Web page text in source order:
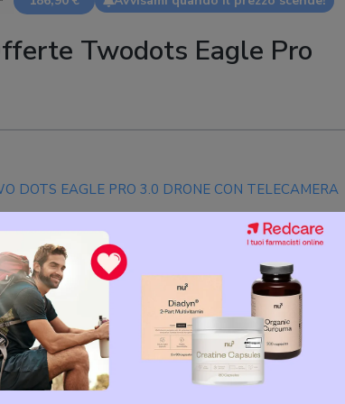
Twodots Eagle Pro
DOTS EAGLE PRO 3.0 DRONE CON TELECAMERA
Cerca altre offerte su Trovaprezzi.it
Twodots Eagle Pro
-Scrivi la tua recensione